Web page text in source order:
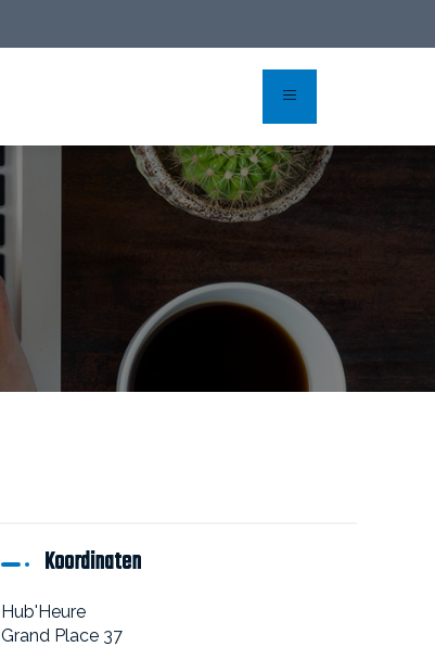
Koordinaten
Hub'Heure
Grand Place 37